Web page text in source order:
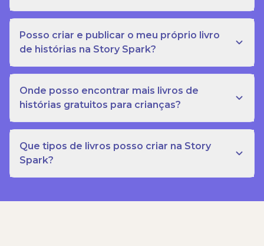
Posso criar e publicar o meu próprio livro
de histórias na Story Spark?
Onde posso encontrar mais livros de
histórias gratuitos para crianças?
Que tipos de livros posso criar na Story
Spark?